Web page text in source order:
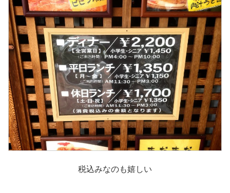
税込みなのも嬉しい